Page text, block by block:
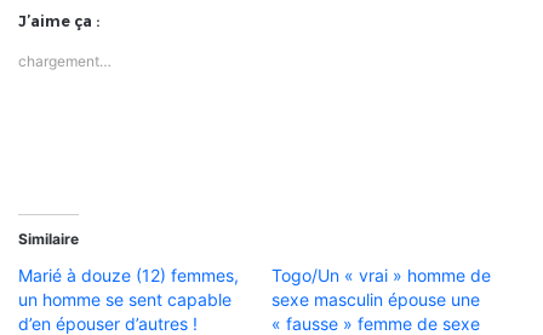
J’aime ça :
chargement…
Similaire
Marié à douze (12) femmes,
un homme se sent capable
d’en épouser d’autres !
Togo/Un « vrai » homme de
sexe masculin épouse une
« fausse » femme de sexe